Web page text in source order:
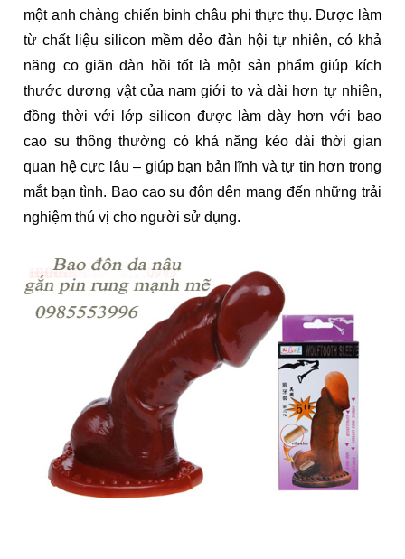
một anh chàng chiến binh châu phi thực thụ. Được làm
từ chất liệu silicon mềm dẻo đàn hội tự nhiên, có khả
năng co giãn đàn hồi tốt là một sản phẩm giúp kích
thước dương vật của nam giới to và dài hơn tự nhiên,
đồng thời với lớp silicon được làm dày hơn với bao
cao su thông thường có khả năng kéo dài thời gian
quan hệ cực lâu – giúp bạn bản lĩnh và tự tin hơn trong
mắt bạn tình. Bao cao su đôn dên mang đến những trải
nghiệm thú vị cho người sử dụng.